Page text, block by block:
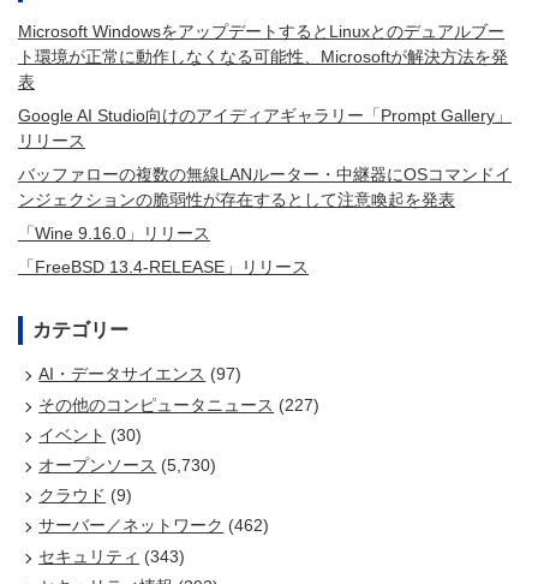
Microsoft WindowsをアップデートするとLinuxとのデュアルブー
ト環境が正常に動作しなくなる可能性、Microsoftが解決方法を発
表
Google AI Studio向けのアイディアギャラリー「Prompt Gallery」
リリース
バッファローの複数の無線LANルーター・中継器にOSコマンドイ
ンジェクションの脆弱性が存在するとして注意喚起を発表
「Wine 9.16.0」リリース
「FreeBSD 13.4-RELEASE」リリース
カテゴリー
AI・データサイエンス (97)
その他のコンピュータニュース (227)
イベント (30)
オープンソース (5,730)
クラウド (9)
サーバー／ネットワーク (462)
セキュリティ (343)